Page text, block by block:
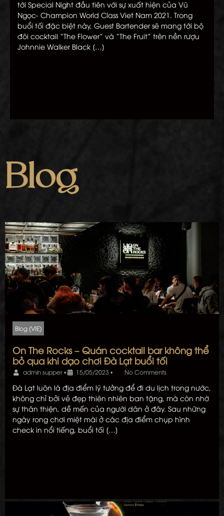
tới Special Night đầu tiên với sự xuất hiện của Vũ
Ngọc- Champion World Class Viet Nam 2021. Trong
buổi tối đặc biệt này, Guest Bartender sẽ mang tới bộ
đôi cocktail “The Flower” và “The Fruit” trên nền rượu
Johnnie Walker Black […]
Blog
Blog (VIE)
On The Rocks – Quán cocktail bar không thể
bỏ qua khi dạo chơi Đà Lạt buổi tối
admin supper• 15/05/2023 • No Comments
Đà Lạt luôn là địa điểm lý tưởng để đi du lịch trong nước,
không chỉ bởi vẻ đẹp thiên nhiên ban tặng, mà còn nhờ
sự thân thiện, dễ mến của người dân ở đây. Sau những
ngày rong chơi miệt mài ở các địa điểm chụp hình
check in nổi tiếng, buổi tối […]